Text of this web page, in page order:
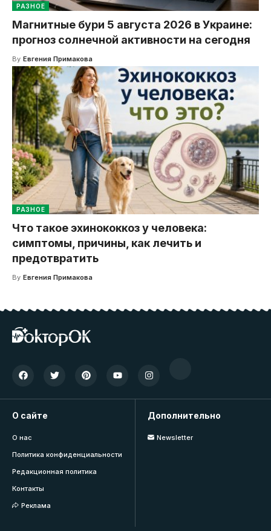
РАЗНОЕ
Магнитные бури 5 августа 2026 в Украине:
прогноз солнечной активности на сегодня
By Евгения Примакова
РАЗНОЕ
Что такое эхинококкоз у человека:
симптомы, причины, как лечить и
предотвратить
By Евгения Примакова
О сайте
О нас
Политика конфиденциальности
Редакционная политика
Контакты
Реклама
Дополнительно
Newsletter